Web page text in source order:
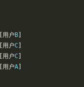
[用户 B
[用户C
[用户C
[用户A